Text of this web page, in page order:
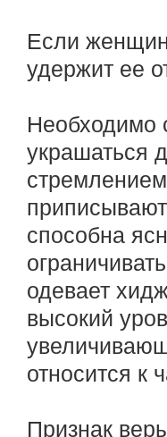
Если
удержит ее
Необходимо
украшаться
способна
одевает
высокий
относится к
Признак